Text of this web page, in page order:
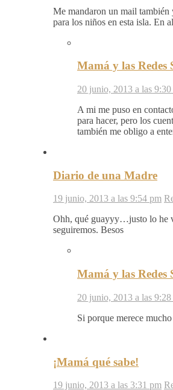
Me mandaron un mail también
para los niños en esta isla. En
Mamá y las Redes
20 junio, 2013 a las
A mi me puso en
para hacer, pero los
también me obligo a
Diario de una Madre
19 junio, 2013 a las 9:54 pm
Ohh, qué guayyy…justo lo he
seguiremos. Besos
Mamá y las Redes
20 junio, 2013 a las
Si porque merece
¡Mamá qué sabe!
19 junio, 2013 a las 3:31 pm